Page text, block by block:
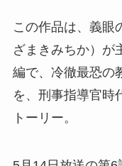
この作品は、義眼
ざまきみちか）が
編で、冷徹最恐の
を、刑事指導官時
トーリー。